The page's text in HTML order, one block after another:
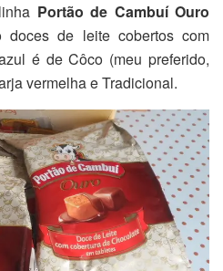
Portão de Cambuí Ouro
de leite cobertos com
é de Côco (meu preferido,
vermelha e Tradicional.